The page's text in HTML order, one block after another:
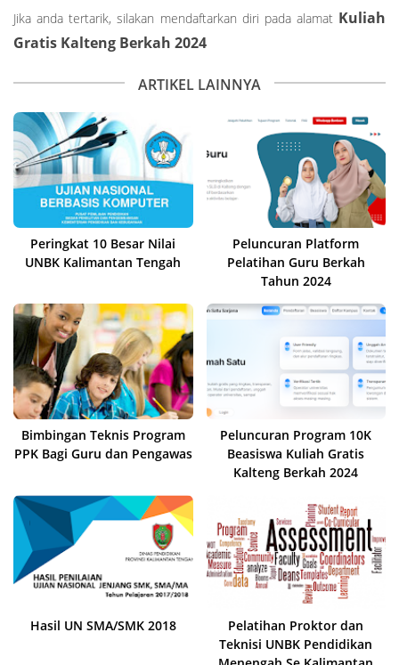
Jika anda tertarik, silakan mendaftarkan diri pada alamat Kuliah
Gratis Kalteng Berkah 2024
ARTIKEL LAINNYA
Peringkat 10 Besar Nilai
UNBK Kalimantan Tengah
Peluncuran Platform
Pelatihan Guru Berkah
Tahun 2024
Bimbingan Teknis Program
PPK Bagi Guru dan Pengawas
Peluncuran Program 10K
Beasiswa Kuliah Gratis
Kalteng Berkah 2024
Hasil UN SMA/SMK 2018
Pelatihan Proktor dan
Teknisi UNBK Pendidikan